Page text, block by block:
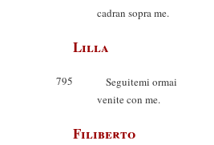
cadran sopra me.
Lilla
795
Seguitemi ormai
venite con me.
Filiberto